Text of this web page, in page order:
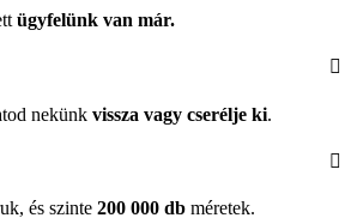
ügyfelünk van már.
nekünk vissza vagy cserélje ki.
és szinte 200 000 db méretek.